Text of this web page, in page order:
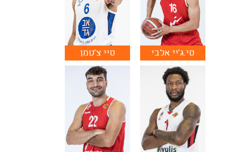
סי.ג'יי אלבי סיי צ'טמן